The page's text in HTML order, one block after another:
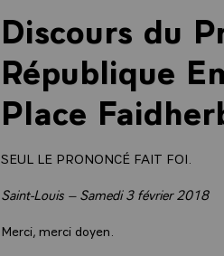
Discours du
République
Place
SEUL LE PRONONCÉ FAIT FOI.
Saint-Louis – Samedi 3 février 2018
Merci, merci doyen.